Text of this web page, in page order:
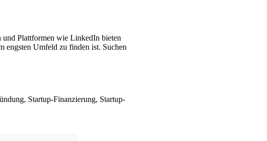
und Plattformen wie LinkedIn bieten
engsten Umfeld zu finden ist. Suchen
Startup-Finanzierung, Startup-